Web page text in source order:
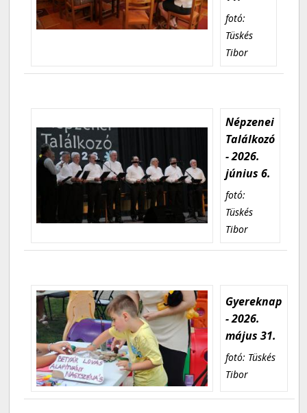
fotó:
Tüskés
Tibor
Népzenei
Találkozó
- 2026.
június 6.
fotó:
Tüskés
Tibor
Gyereknap
- 2026.
május 31.
fotó: Tüskés
Tibor